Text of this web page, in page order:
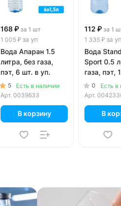
168 ₽ за 1 шт
1 005 ₽ за уп
Вода Апаран 1.5
литра, без газа,
пэт, 6 шт. в уп.
5
Есть в наличии
Арт. 0039633
В корзину
112 ₽ за 1
1 335 ₽ за
Вода
Sport 0.5
газа, пэт,
уп.0
Есть в
Арт.
В